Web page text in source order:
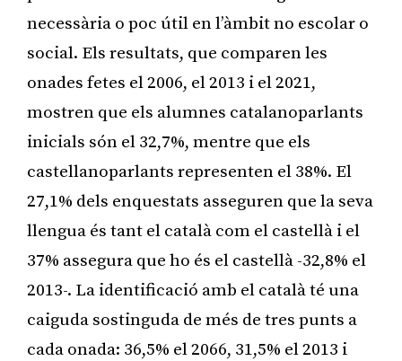
necessària o poc útil en l’àmbit no escolar o
social. Els resultats, que comparen les
onades fetes el 2006, el 2013 i el 2021,
mostren que els alumnes catalanoparlants
inicials són el 32,7%, mentre que els
castellanoparlants representen el 38%. El
27,1% dels enquestats asseguren que la seva
llengua és tant el català com el castellà i el
37% assegura que ho és el castellà -32,8% el
2013-. La identificació amb el català té una
caiguda sostinguda de més de tres punts a
cada onada: 36,5% el 2066, 31,5% el 2013 i